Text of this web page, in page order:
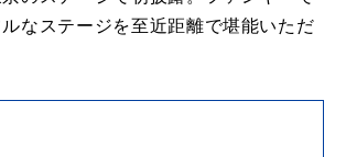
なステージを至近距離で堪能いただ